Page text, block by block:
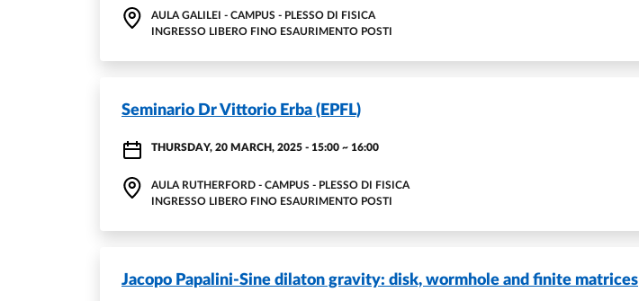
AULA GALILEI - CAMPUS - PLESSO DI FISICA
INGRESSO LIBERO FINO ESAURIMENTO POSTI
Seminario Dr Vittorio Erba (EPFL)
THURSDAY, 20 MARCH, 2025 - 15:00 ~ 16:00
AULA RUTHERFORD - CAMPUS - PLESSO DI FISICA
INGRESSO LIBERO FINO ESAURIMENTO POSTI
Jacopo Papalini-Sine dilaton gravity: disk, wormhole and finite matrices